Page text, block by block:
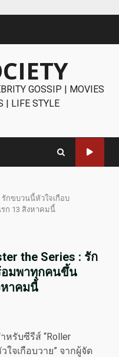
GOSSIP | MOVIES
| LIFE STYLE
: รักขบวนนี้หัวใจเกือบ
ก 13 สิงหาคมนี้
the Series : รัก
อมพาทุกคนขึ้น
หาคมนี้
หรับซีรีส์ “Roller
ใจเกือบวาย” จากผู้จัด